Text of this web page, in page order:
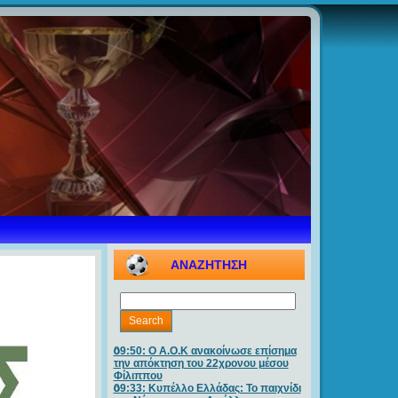
ΑΝΑΖΗΤΗΣΗ
09:50: O A.O.K ανακοίνωσε επίσημα
την απόκτηση του 22χρονου μέσου
Φίλιππου
09:33: Κυπέλλο Ελλάδας: Το παιχνίδι